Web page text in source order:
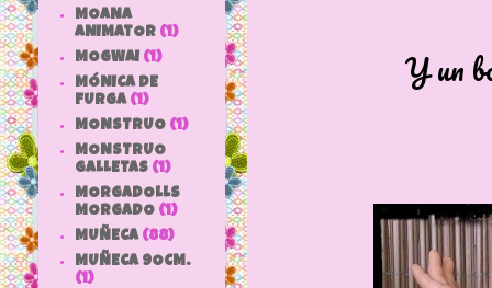
Y un
MOANA
ANIMATOR (1)
MOGWAI (1)
MÓNICA DE
FURGA (1)
MONSTRUO (1)
MONSTRUO
GALLETAS (1)
MORGADOLLS
MORGADO (1)
MUÑECA (88)
MUÑECA 9OCM.
(1)